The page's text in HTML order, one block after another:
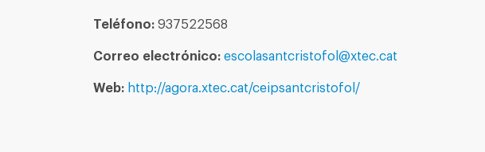
Teléfono: 937522568
Correo electrónico: escolasantcristofol@xtec.cat
Web: http://agora.xtec.cat/ceipsantcristofol/